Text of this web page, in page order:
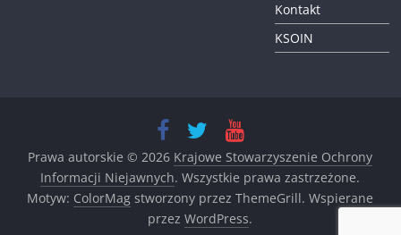
Kontakt
KSOIN
Prawa autorskie © 2026 Krajowe Stowarzyszenie Ochrony
Informacji Niejawnych. Wszystkie prawa zastrzeżone.
Motyw: ColorMag stworzony przez ThemeGrill. Wspierane
przezWordPress.